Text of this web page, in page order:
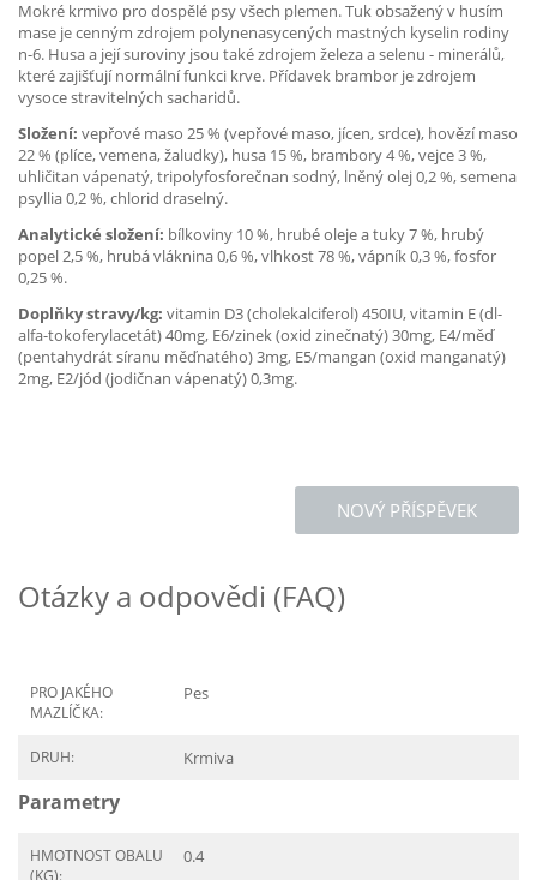
Mokré krmivo pro dospělé psy všech plemen. Tuk obsažený v husím
mase je cenným zdrojem polynenasycených mastných kyselin rodiny
n-6. Husa a její suroviny jsou také zdrojem železa a selenu - minerálů,
které zajišťují normální funkci krve. Přídavek brambor je zdrojem
vysoce stravitelných sacharidů.
Složení: vepřové maso 25 % (vepřové maso, jícen, srdce), hovězí maso
22 % (plíce, vemena, žaludky), husa 15 %, brambory 4 %, vejce 3 %,
uhličitan vápenatý, tripolyfosforečnan sodný, lněný olej 0,2 %, semena
psyllia 0,2 %, chlorid draselný.
Analytické složení: bílkoviny 10 %, hrubé oleje a tuky 7 %, hrubý
popel 2,5 %, hrubá vláknina 0,6 %, vlhkost 78 %, vápník 0,3 %, fosfor
0,25 %.
Doplňky stravy/kg: vitamin D3 (cholekalciferol) 450IU, vitamin E (dl-
alfa-tokoferylacetát) 40mg, E6/zinek (oxid zinečnatý) 30mg, E4/měď
(pentahydrát síranu měďnatého) 3mg, E5/mangan (oxid manganatý)
2mg, E2/jód (jodičnan vápenatý) 0,3mg.
NOVÝ PŘÍSPĚVEK
Otázky a odpovědi (FAQ)
PRO JAKÉHO
MAZLÍČKA:
Pes
DRUH: Krmiva
Parametry
HMOTNOST OBALU
(KG):
0.4